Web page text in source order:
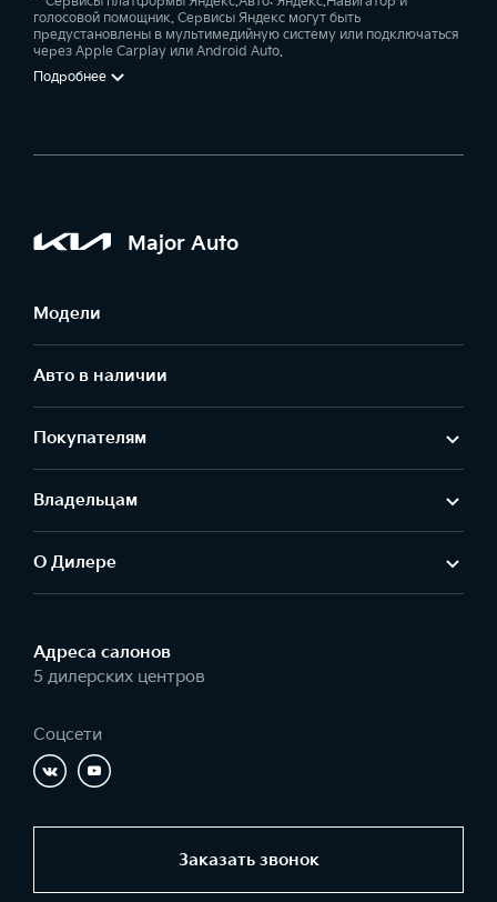
голосовой помощник. Сервисы Яндекс могут быть
предустановлены в мультимедийную систему или подключаться
через Apple Carplay или Android Auto.
Подробнее
Major Auto
Модели
Авто в наличии
Покупателям
Владельцам
О Дилере
Адреса салонов
5 дилерских центров
Соцсети
Заказать звонок